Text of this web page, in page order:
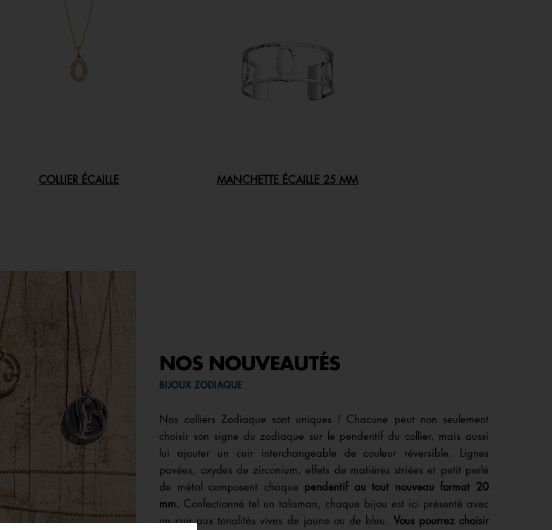
COLLIER ÉCAILLE MANCHETTE ÉCAILLE 25 MM
NOS NOUVEAUTÉS
BIJOUX ZODIAQUE
Nos colliers Zodiaque sont uniques ! Chacune peut non seulement
choisir son signe du zodiaque sur le pendentif du collier, mais aussi
lui ajouter un cuir interchangeable de couleur réversible. Lignes
pavées, oxydes de zirconium, effets de matières striées et petit perlé
de métal composent chaque pendentif au tout nouveau format 20
mm. Confectionné tel un talisman, chaque bijou est ici présenté avec
un cuir aux tonalités vives de jaune ou de bleu. Vous pourrez choisir